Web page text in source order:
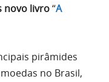
novo livro“A
pirâmides
no Brasil,